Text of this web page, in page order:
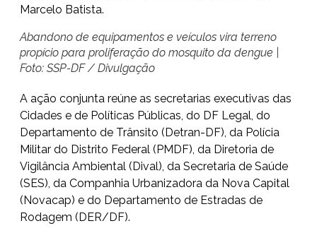
Marcelo Batista.
Abandono de equipamentos e veículos vira terreno
propício para proliferação do mosquito da dengue |
Foto: SSP-DF / Divulgação
A ação conjunta reúne as secretarias executivas das
Cidades e de Políticas Públicas, do DF Legal, do
Departamento de Trânsito (Detran-DF), da Polícia
Militar do Distrito Federal (PMDF), da Diretoria de
Vigilância Ambiental (Dival), da Secretaria de Saúde
(SES), da Companhia Urbanizadora da Nova Capital
(Novacap) e do Departamento de Estradas de
Rodagem (DER/DF).